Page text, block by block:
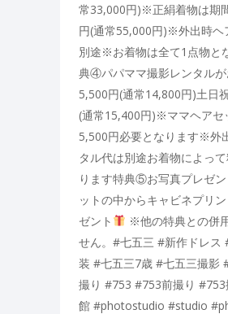
常33,000円)※正絹着物は期
円(通常55,000円)※外出時ヘ
別途※お着物は全て1点物と
典④パパママ撮影レンタルが
5,500円(通常14,800円)土日
(通常15,400円)※ママヘアセ
5,500円必要となります※外
タル代は別途お着物によっ
ります特典⑤お写真プレゼ
ットの中からキャビネプリ
ゼント
※他の特典との併
せん。#七五三 #新作ドレス
装 #七五三7歳 #七五三撮影
撮り #753 #753前撮り
館 #photostudio #studio